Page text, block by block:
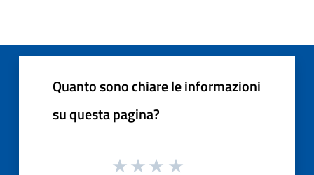
Quanto sono chiare le informazioni
su questa pagina?